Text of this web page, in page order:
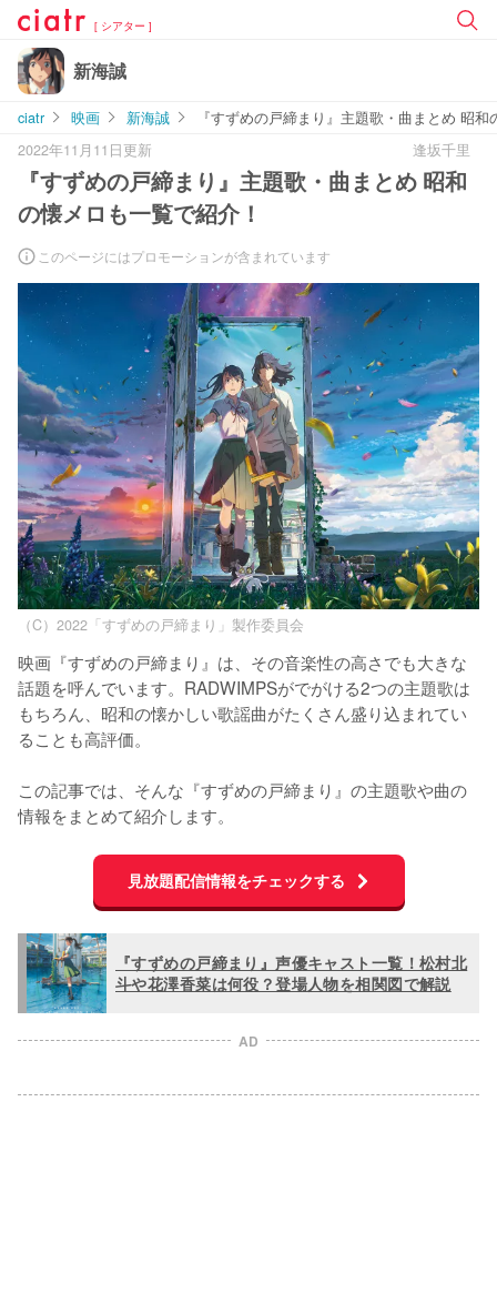
[ シアター ]
新海誠
ciatr 映画 新海誠
『すずめの戸締まり』主題歌・曲まとめ 昭
2022年11月11日更新
逢坂千里
『すずめの戸締まり』主題歌・曲まとめ 昭和
の懐メロも一覧で紹介！
このページにはプロモーションが含まれています
（C）2022「すずめの戸締まり」製作委員会
映画『すずめの戸締まり』は、その音楽性の高さでも大きな
話題を呼んでいます。RADWIMPSがでがける2つの主題歌は
もちろん、昭和の懐かしい歌謡曲がたくさん盛り込まれてい
ることも高評価。
この記事では、そんな『すずめの戸締まり』の主題歌や曲の
情報をまとめて紹介します。
見放題配信情報をチェックする
『すずめの戸締まり』声優キャスト一覧！松村北
斗や花澤香菜は何役？登場人物を相関図で解説
AD